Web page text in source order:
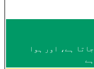
ہے، اور ہوا